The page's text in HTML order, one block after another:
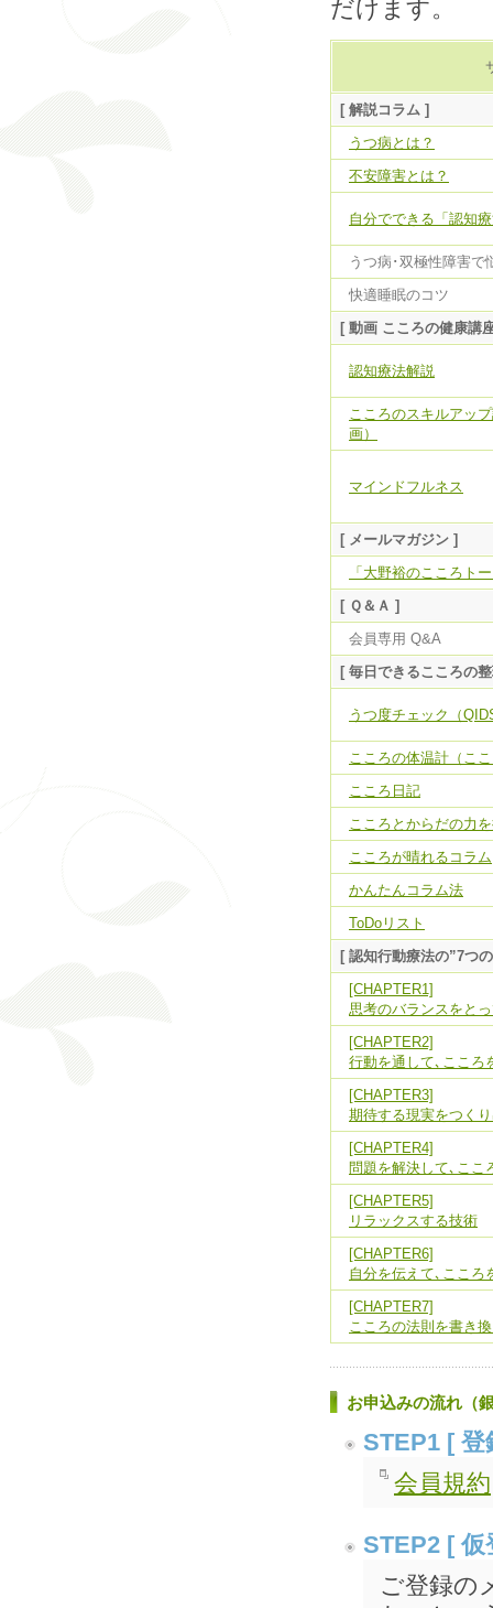
だけます。
[ 解説コラム ]
うつ病とは？
不安障害とは？
自分でできる「認知
うつ病･双極性障害で
快適睡眠のコツ
[ 動画 こころの健康講
認知療法解説
こころのスキルアッ
画）
マインドフルネス
[ メールマガジン ]
「大野裕のこころト
[ Ｑ＆Ａ ]
会員専用 Q&A
[ 毎日できるこころの
うつ度チェック（
こころの体温計（こ
こころ日記
こころとからだの力
こころが晴れるコラム
かんたんコラム法
ToDoリスト
[ 認知行動療法の”7つ
[CHAPTER1]
思考のバランスをと
[CHAPTER2]
行動を通して､こころ
[CHAPTER3]
期待する現実をつく
[CHAPTER4]
問題を解決して､ここ
[CHAPTER5]
リラックスする技術
[CHAPTER6]
自分を伝えて､こころ
[CHAPTER7]
こころの法則を書き
お申込みの流れ（
STEP1 [
会員規約
STEP2 [
ご登録の